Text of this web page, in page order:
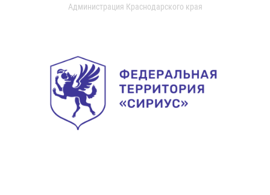
Администрация Краснодарского края